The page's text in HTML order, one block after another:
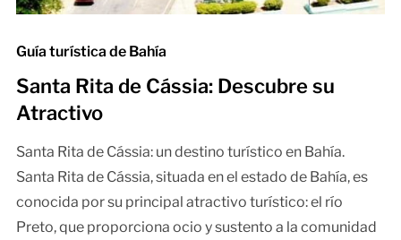
Guía turística de Bahía
Santa Rita de Cássia: Descubre su
Atractivo
Santa Rita de Cássia: un destino turístico en Bahía.
Santa Rita de Cássia, situada en el estado de Bahía, es
conocida por su principal atractivo turístico: el río
Preto, que proporciona ocio y sustento a la comunidad